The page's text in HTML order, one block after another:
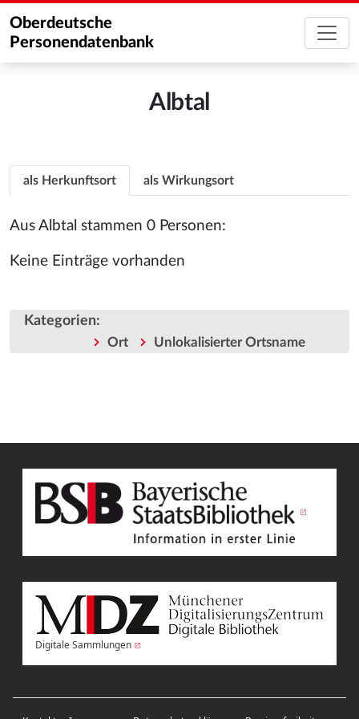
Oberdeutsche
Personendatenbank
Albtal
als Herkunftsort als Wirkungsort
Aus Albtal stammen 0 Personen:
Keine Einträge vorhanden
Kategorien:
Ort Unlokalisierter Ortsname
Digitale Sammlungen